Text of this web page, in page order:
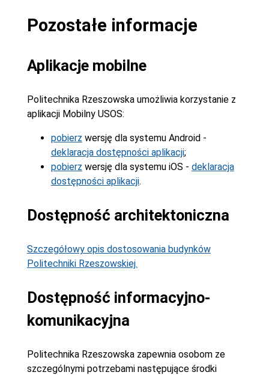
Pozostałe informacje
Aplikacje mobilne
Politechnika Rzeszowska umożliwia korzystanie z
aplikacji Mobilny USOS:
pobierz wersję dla systemu Android -
deklaracja dostępności aplikacji;
pobierz wersję dla systemu iOS - deklaracja
dostępności aplikacji.
Dostępność architektoniczna
Szczegółowy opis dostosowania budynków
Politechniki Rzeszowskiej.
Dostępność informacyjno-
komunikacyjna
Politechnika Rzeszowska zapewnia osobom ze
szczególnymi potrzebami następujące środki